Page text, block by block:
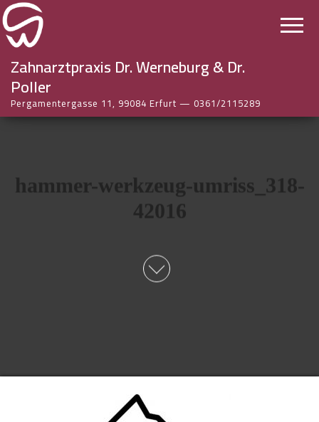
Zahnarztpraxis Dr. Werneburg & Dr.
Poller
Pergamentergasse 11, 99084 Erfurt — 0361/2115289
hammer-werkzeug-umriss_318-
42016